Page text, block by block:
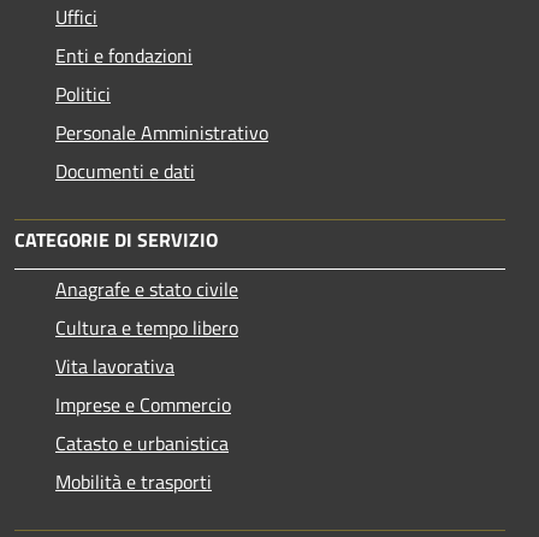
Uffici
Enti e fondazioni
Politici
Personale Amministrativo
Documenti e dati
CATEGORIE DI SERVIZIO
Anagrafe e stato civile
Cultura e tempo libero
Vita lavorativa
Imprese e Commercio
Catasto e urbanistica
Mobilità e trasporti